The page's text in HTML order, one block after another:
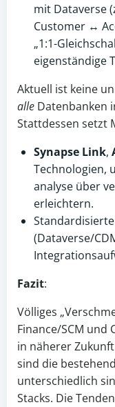
mit Dataverse
Customer ↔
„1:1-
eigenständige
Aktuell ist keine
alle Datenbanken
Stattdessen setzt
Synapse Link,
Technologien,
analyse über
erleichtern.
(Dataverse/
Fazit:
Völliges
Finance/SCM und
in näherer
sind die
unterschiedlich
Stacks. Die